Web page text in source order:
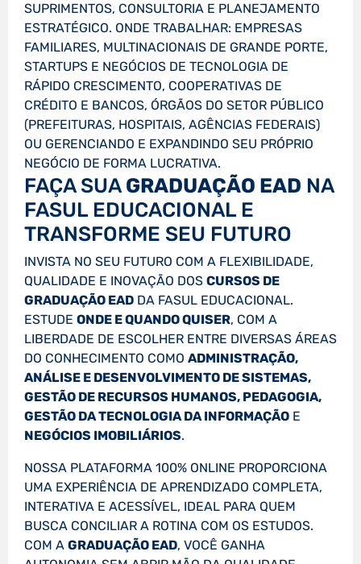
SUPRIMENTOS, CONSULTORIA E PLANEJAMENTO
ESTRATÉGICO. ONDE TRABALHAR: EMPRESAS
FAMILIARES, MULTINACIONAIS DE GRANDE PORTE,
STARTUPS E NEGÓCIOS DE TECNOLOGIA DE
RÁPIDO CRESCIMENTO, COOPERATIVAS DE
CRÉDITO E BANCOS, ÓRGÃOS DO SETOR PÚBLICO
(PREFEITURAS, HOSPITAIS, AGÊNCIAS FEDERAIS)
OU GERENCIANDO E EXPANDINDO SEU PRÓPRIO
NEGÓCIO DE FORMA LUCRATIVA.
FAÇA SUA GRADUAÇÃO EAD NA
FASUL EDUCACIONAL E
TRANSFORME SEU FUTURO
INVISTA NO SEU FUTURO COM A FLEXIBILIDADE,
QUALIDADE E INOVAÇÃO DOS CURSOS DE
GRADUAÇÃO EAD DA FASUL EDUCACIONAL.
ESTUDE ONDE E QUANDO QUISER, COM A
LIBERDADE DE ESCOLHER ENTRE DIVERSAS ÁREAS
DO CONHECIMENTO COMO ADMINISTRAÇÃO,
ANÁLISE E DESENVOLVIMENTO DE SISTEMAS,
GESTÃO DE RECURSOS HUMANOS, PEDAGOGIA,
GESTÃO DA TECNOLOGIA DA INFORMAÇÃO E
NEGÓCIOS IMOBILIÁRIOS.
NOSSA PLATAFORMA 100% ONLINE PROPORCIONA
UMA EXPERIÊNCIA DE APRENDIZADO COMPLETA,
INTERATIVA E ACESSÍVEL, IDEAL PARA QUEM
BUSCA CONCILIAR A ROTINA COM OS ESTUDOS.
COM A GRADUAÇÃO EAD, VOCÊ GANHA